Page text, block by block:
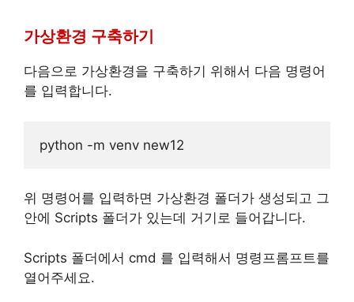
가상환경 구축하기
다음으로 가상환경을 구축하기 위해서 다음 명령어
를 입력합니다.
위 명령어를 입력하면 가상환경 폴더가 생성되고 그
안에 Scripts 폴더가 있는데 거기로 들어갑니다.
Scripts 폴더에서 cmd 를 입력해서 명령프롬프트를
열어주세요.